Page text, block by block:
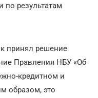
по результатам
принял решение
Правления НБУ «Об
кредитном и
образом, это